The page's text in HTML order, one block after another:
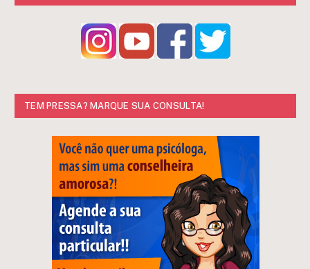
TEM PRESSA? MARQUE SUA CONSULTA!